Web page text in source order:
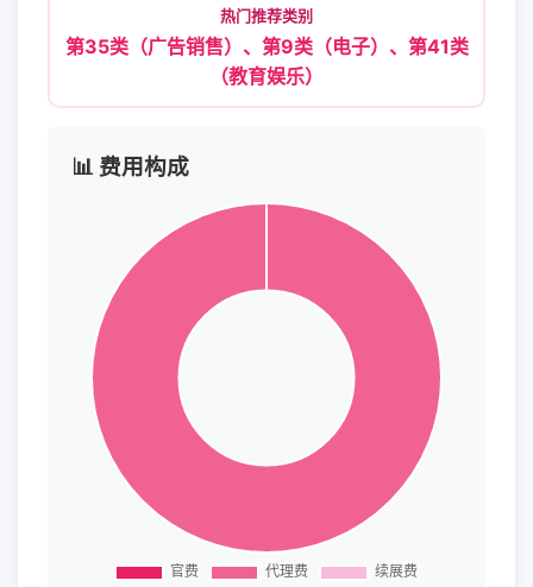
热门推荐类别
第35类（广告销售）、第9类（电子）、第41类
（教育娱乐）
📊 费用构成